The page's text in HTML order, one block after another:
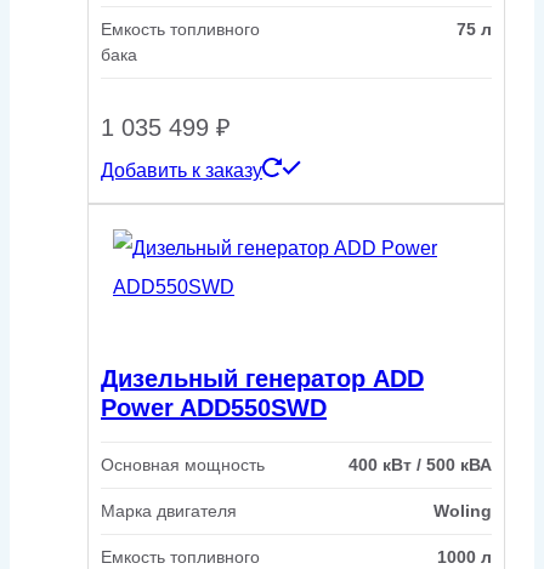
Емкость топливного
бака
75 л
1 035 499 ₽
Добавить к заказу
Дизельный генератор ADD
Power ADD550SWD
Основная мощность 400 кВт / 500 кВА
Марка двигателя Woling
Емкость топливного
1000 л